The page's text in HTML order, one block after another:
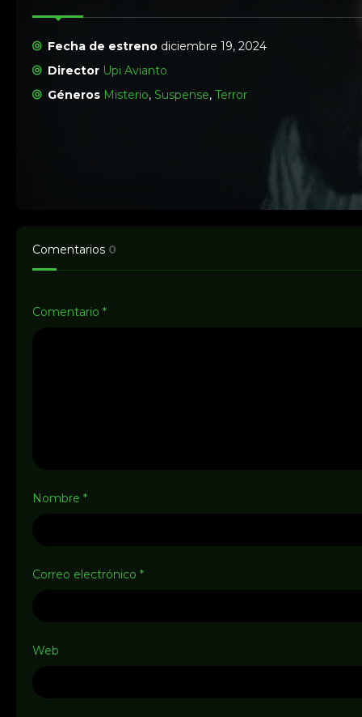
Fecha de estreno diciembre 19, 2024
Director Upi Avianto
Géneros Misterio,Suspense,Terror
Comentarios 0
Comentario *
Nombre *
Correo electrónico *
Web